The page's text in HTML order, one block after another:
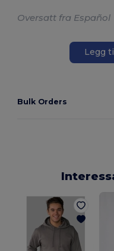
Oversatt fra Español
Legg
Bulk Orders